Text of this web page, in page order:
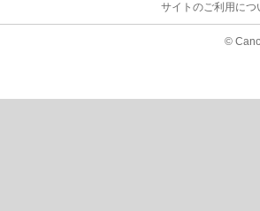
サイトのご利用につ
©